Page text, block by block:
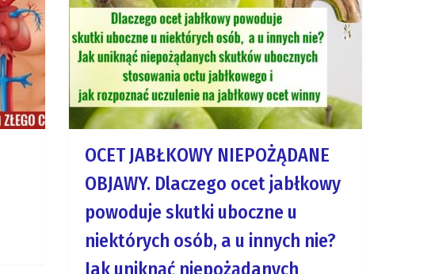
OCET JABŁKOWY NIEPOŻĄDANE
OBJAWY. Dlaczego ocet jabłkowy
powoduje skutki uboczne u
niektórych osób, a u innych nie?
Jak uniknąć niepożądanych